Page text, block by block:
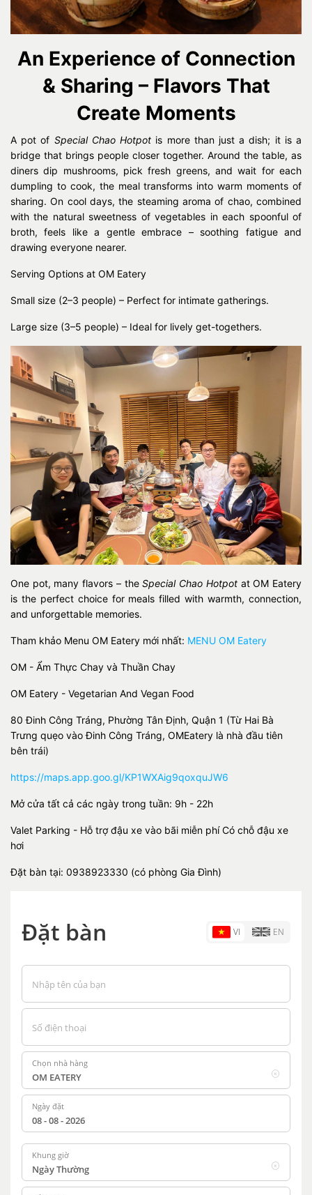
An Experience of Connection
& Sharing – Flavors That
Create Moments
A pot of Special Chao Hotpot is more than just a dish; it is a
bridge that brings people closer together. Around the table, as
diners dip mushrooms, pick fresh greens, and wait for each
dumpling to cook, the meal transforms into warm moments of
sharing. On cool days, the steaming aroma of chao, combined
with the natural sweetness of vegetables in each spoonful of
broth, feels like a gentle embrace – soothing fatigue and
drawing everyone nearer.
Serving Options at OM Eatery
Small size (2–3 people) – Perfect for intimate gatherings.
Large size (3–5 people) – Ideal for lively get-togethers.
One pot, many flavors – theSpecial Chao Hotpotat OM Eatery
is the perfect choice for meals filled with warmth, connection,
and unforgettable memories.
Tham khảo Menu OM Eatery mới nhất: MENU OM Eatery
OM - Ẩm Thực Chay và Thuần Chay
OM Eatery - Vegetarian And Vegan Food
80 Đinh Công Tráng, Phường Tân Định, Quận 1 (Từ Hai Bà
Trưng quẹo vào Đinh Công Tráng, OMEatery là nhà đầu tiên
bên trái)
https://maps.app.goo.gl/KP1WXAig9qoxquJW6
Mở cửa tất cả các ngày trong tuần: 9h - 22h
Valet Parking - Hỗ trợ đậu xe vào bãi miễn phí Có chỗ đậu xe
hơi
Đặt bàn tại: 0938923330 (có phòng Gia Đình)